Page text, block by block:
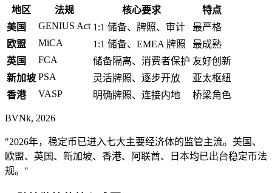
地区 法规 核心要求
特点
美国
GENIUS Act 1:1 储备、牌照、审计
最严格
欧盟
MiCA 1:1 储备、EMEA 牌照
最成熟
英国
FCA 储备隔离、消费者保护 友好创新
新加坡 PSA 灵活牌照、逐步开放
亚太枢纽
香港
VASP 明确牌照、连接内地 桥梁角色
BVNk, 2026
"2026年，稳定币已进入七大主要经济体的监管主流。美国、
欧盟、英国、新加坡、香港、阿联酋、日本均已出台稳定币法
规。"